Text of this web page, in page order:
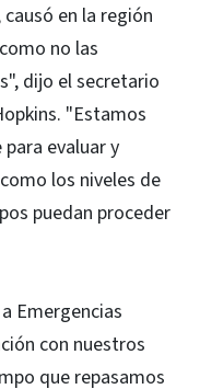
en la región
no las
dijo el secretario
"Estamos
evaluar y
los niveles de
puedan proceder
Emergencias
con nuestros
que repasamos